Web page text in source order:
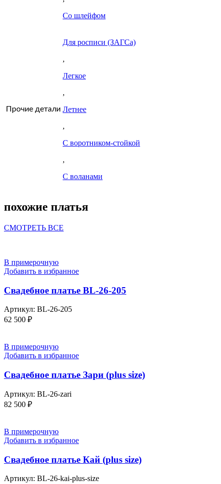
Со шлейфом
Прочие детали
Для росписи (ЗАГСа)
,
Легкое
,
Летнее
,
С воротником-стойкой
,
С воланами
похожие платья
СМОТРЕТЬ ВСЕ
В примерочную
Добавить в избранное
Свадебное платье BL-26-205
Артикул: BL-26-205
62 500 ₽
В примерочную
Добавить в избранное
Свадебное платье Зари (plus size)
Артикул: BL-26-zari
82 500 ₽
В примерочную
Добавить в избранное
Свадебное платье Кай (plus size)
Артикул: BL-26-kai-plus-size